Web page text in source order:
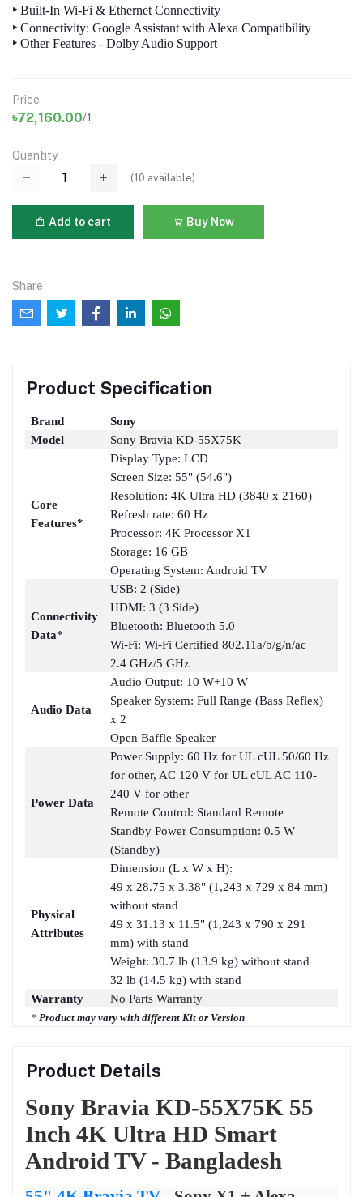
‣ Built-In Wi-Fi & Ethernet Connectivity
‣ Connectivity: Google Assistant with Alexa Compatibility
‣ Other Features - Dolby Audio Support
Price
৳72,160.00/1
Quantity
(10 available)
Add to cart Buy Now
Share
Product Specification
Brand
Sony
Model
Sony Bravia KD-55X75K
Core
Features*
Display Type: LCD
Screen Size: 55" (54.6")
Resolution: 4K Ultra HD (3840 x 2160)
Refresh rate: 60 Hz
Processor: 4K Processor X1
Storage: 16 GB
Operating System: Android TV
Connectivity
Data*
USB: 2 (Side)
HDMI: 3 (3 Side)
Bluetooth: Bluetooth 5.0
Wi-Fi: Wi-Fi Certified 802.11a/b/g/n/ac
2.4 GHz/5 GHz
Audio Data
Audio Output: 10 W+10 W
Speaker System: Full Range (Bass Reflex)
x 2
Open Baffle Speaker
Power Data
Power Supply: 60 Hz for UL cUL 50/60 Hz
for other, AC 120 V for UL cUL AC 110-
240 V for other
Remote Control: Standard Remote
Standby Power Consumption: 0.5 W
(Standby)
Physical
Attributes
Dimension (L x W x H):
49 x 28.75 x 3.38" (1,243 x 729 x 84 mm)
without stand
49 x 31.13 x 11.5" (1,243 x 790 x 291
mm) with stand
Weight: 30.7 lb (13.9 kg) without stand
32 lb (14.5 kg) with stand
Warranty
No Parts Warranty
*Product may vary with different Kit or Version
Product Details
Sony Bravia KD-55X75K 55
Inch 4K Ultra HD Smart
Android TV - Bangladesh